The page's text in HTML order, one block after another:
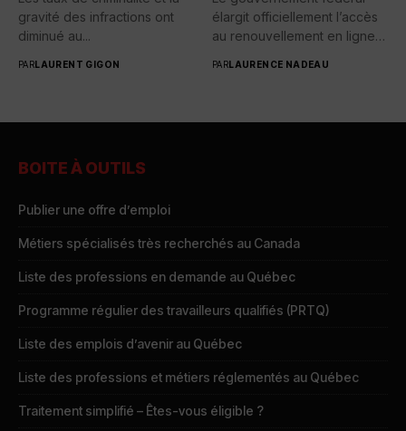
gravité des infractions ont
diminué au...
PARLAURENT GIGON
élargit officiellement l’accès
au renouvellement en ligne
PARLAURENCE NADEAU
BOITE À OUTILS
Publier une offre d’emploi
Métiers spécialisés très recherchés au Canada
Liste des professions en demande au Québec
Programme régulier des travailleurs qualifiés (PRTQ)
Liste des emplois d’avenir au Québec
Liste des professions et métiers réglementés au Québec
Traitement simplifié – Êtes-vous éligible ?